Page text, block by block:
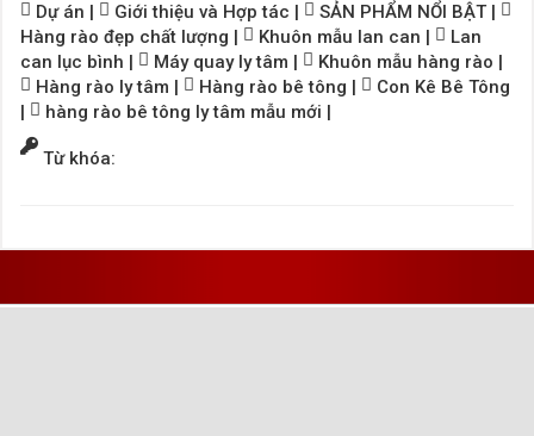
Dự án | Giới thiệu và Hợp tác | SẢN PHẨM NỔI BẬT |
Hàng rào đẹp chất lượng | Khuôn mẫu lan can |
Lan
can lục bình | Máy quay ly tâm | Khuôn mẫu hàng rào |
Hàng rào ly tâm | Hàng rào bê tông |
Con Kê Bê Tông
|
hàng rào bê tông ly tâm mẫu mới |
Từ khóa: